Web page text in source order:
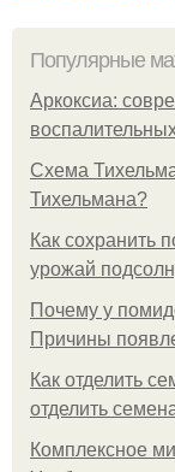
Популярные
Аркоксиа:
Схема
Тихельмана?
Как сохранить
урожай
Почему у
Причины
Как отделить
отделить
Комплексное